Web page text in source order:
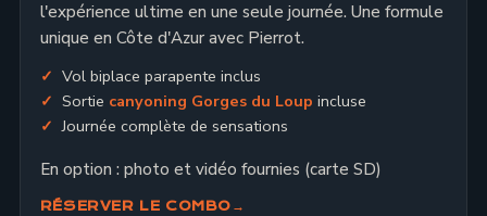
l'expérience ultime en une seule journée. Une formule
unique en Côte d'Azur avec Pierrot.
Vol biplace parapente inclus
Sortie canyoning Gorges du Loup incluse
Journée complète de sensations
En option : photo et vidéo fournies (carte SD)
RÉSERVER LE COMBO